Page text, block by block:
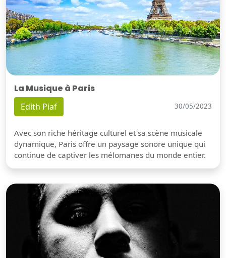
La Musique à Paris
Edith Piaf 30/05/2023
Avec son riche héritage culturel et sa scène musicale
dynamique, Paris offre un paysage sonore unique qui
continue de captiver les mélomanes du monde entier.